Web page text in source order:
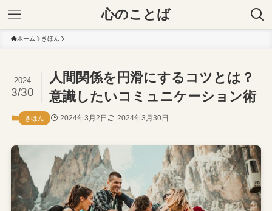
心のことば
ホーム きほん
人間関係を円滑にするコツとは？
意識したいコミュニケーション術
2024
3/30
きほん 2024年3月2日 2024年3月30日